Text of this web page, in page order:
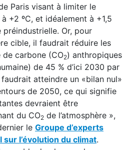
Paris visant à limiter le
+2 ºC, et idéalement à +1,5
préindustrielle. Or, pour
cible, il faudrait réduire les
carbone (CO2) anthropiques
de 45 % d’ici 2030 par
atteindre un «bilan nul»
de 2050, ce qui signifie
devraient être
du CO2 de l’atmosphère »,
le Groupe d’experts
l’évolution du climat.